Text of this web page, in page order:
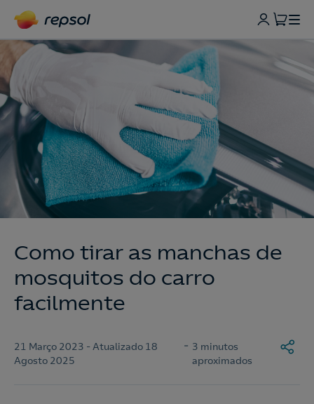
Como tirar as manchas de
mosquitos do carro
facilmente
21 Março 2023 - Atualizado 18
Agosto 2025
- 3 minutos
aproximados